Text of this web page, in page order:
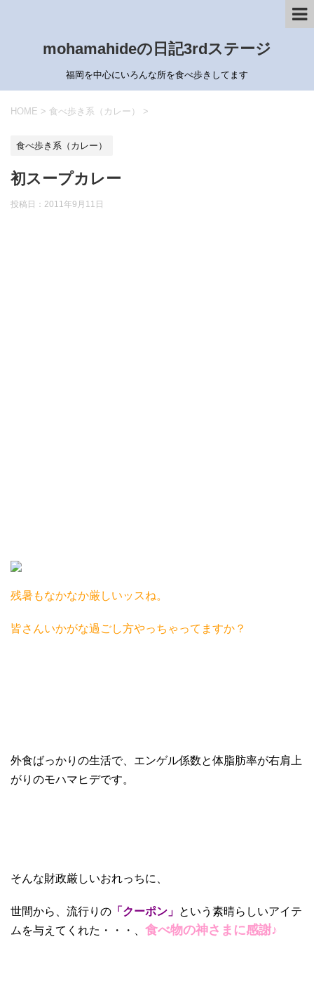
mohamahideの日記3rdステージ
福岡を中心にいろんな所を食べ歩きしてます
HOME > 食べ歩き系（カレー） >
食べ歩き系（カレー）
初スープカレー
投稿日： 2011年9月11日
残暑もなかなか厳しいッスね。
皆さんいかがな過ごし方やっちゃってますか？
外食ばっかりの生活で、エンゲル係数と体脂肪率が右肩上
がりのモハマヒデです。
そんな財政厳しいおれっちに、
世間から、流行りの 「クーポン」 という素晴らしいアイテ
ムを与えてくれた・・・、 食べ物の神さまに感謝♪